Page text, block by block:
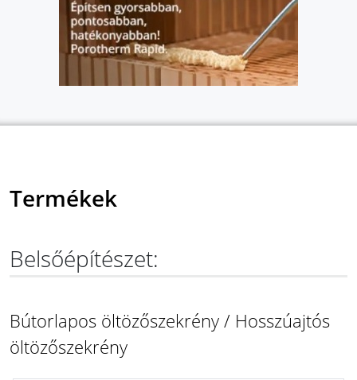
Termékek
Belsőépítészet:
Bútorlapos öltözőszekrény / Hosszúajtós
öltözőszekrény